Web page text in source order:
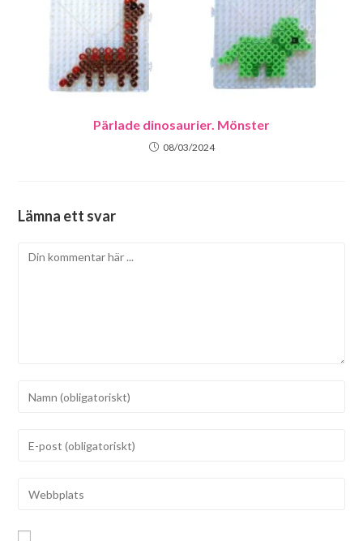
Pärlade dinosaurier. Mönster
08/03/2024
Lämna ett svar